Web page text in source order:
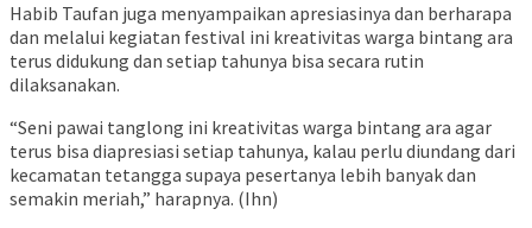
Habib Taufan juga menyampaikan apresiasinya dan berharapa
dan melalui kegiatan festival ini kreativitas warga bintang ara
terus didukung dan setiap tahunya bisa secara rutin
dilaksanakan.
“Seni pawai tanglong ini kreativitas warga bintang ara agar
terus bisa diapresiasi setiap tahunya, kalau perlu diundang dari
kecamatan tetangga supaya pesertanya lebih banyak dan
semakin meriah,” harapnya. (Ihn)